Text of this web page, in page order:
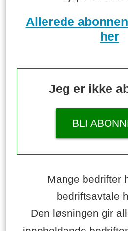
Allerede
her
Jeg er ikke
BLI
Mange bedrifter
bedriftsavtale
Den løsningen gir